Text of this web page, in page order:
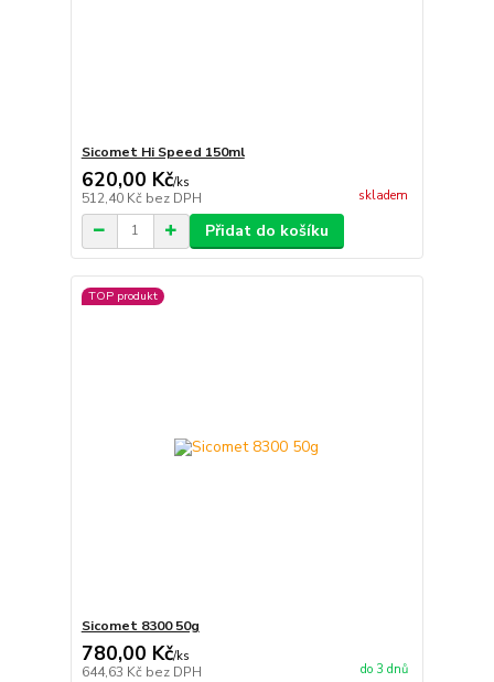
Sicomet Hi Speed 150ml
620,00 Kč/ks
512,40 Kč bez DPH skladem
Přidat do košíku
TOP produkt
Sicomet 8300 50g
780,00 Kč/ks
644,63 Kč bez DPH do 3 dnů